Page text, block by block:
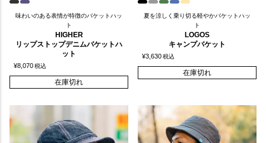
味わいのある表情が特徴のバケットハッ
ト
HIGHER
リップストップデニムバケットハ
ット
¥8,070税込
在庫切れ
夏を涼しく乗り切る軽やかバケットハッ
ト
LOGOS
キャンプバケット
¥3,630税込
在庫切れ